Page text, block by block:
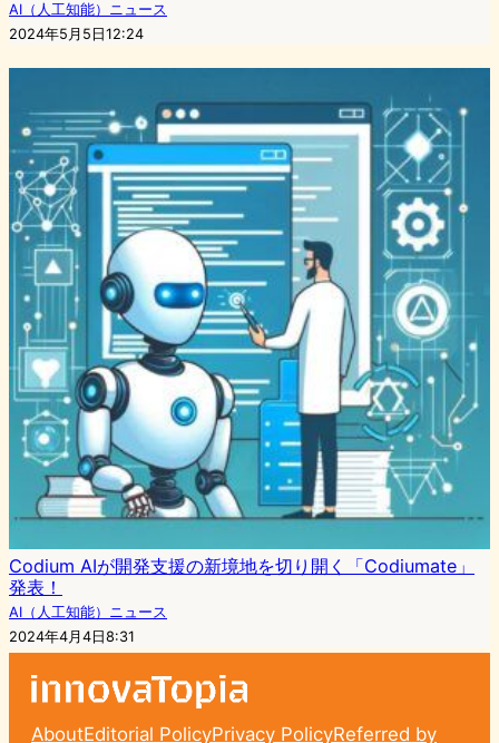
AI（人工知能）ニュース
2024年5月5日12:24
Codium AIが開発支援の新境地を切り開く「Codiumate」
発表！
AI（人工知能）ニュース
2024年4月4日8:31
AboutEditorial PolicyPrivacy PolicyReferred by